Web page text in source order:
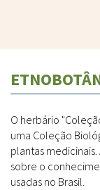
O herbário
uma Coleção
plantas
sobre o
usadas no Brasil.